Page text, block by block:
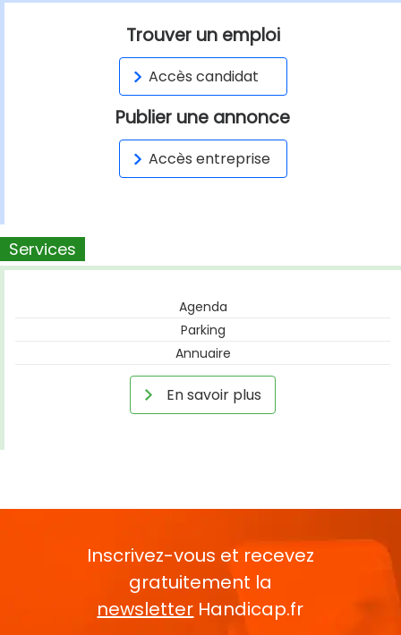
Trouver un emploi
Accès candidat
Publier une annonce
Accès entreprise
Services
Agenda
Parking
Annuaire
En savoir plus
Inscrivez-vous et recevez
gratuitement la
newsletter Handicap.fr